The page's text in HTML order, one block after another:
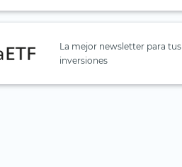
La mejor newsletter para tus
inversiones